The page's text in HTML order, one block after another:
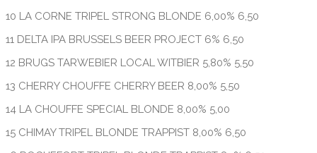
10 LA CORNE TRIPEL STRONG BLONDE 6,00% 6,50
11 DELTA IPA BRUSSELS BEER PROJECT 6% 6,50
12 BRUGS TARWEBIER LOCAL WITBIER 5,80% 5,50
13 CHERRY CHOUFFE CHERRY BEER 8,00% 5,50
14 LA CHOUFFE SPECIAL BLONDE 8,00% 5,00
15 CHIMAY TRIPEL BLONDE TRAPPIST 8,00% 6,50